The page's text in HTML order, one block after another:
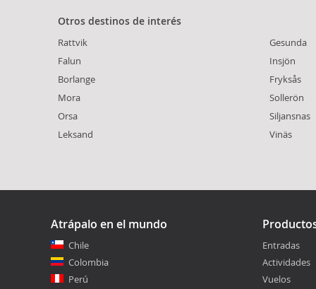
Otros destinos de interés
Rattvik
Falun
Borlange
Mora
Orsa
Leksand
Gesunda
Insjön
Fryksås
Sollerön
Siljansnas
Vinäs
Atrápalo en el mundo
Chile
Colombia
Perú
Entradas
Actividades
Vuelos